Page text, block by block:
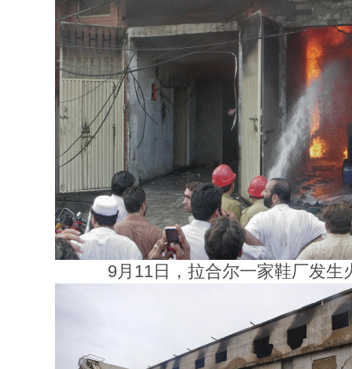
9月11日，拉合尔一家鞋厂发生